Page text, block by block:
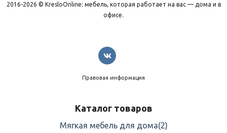
2016-2026 © KresloOnline: мебель, которая работает на вас — дома и в
офисе.
Правовая информация
Каталог товаров
Мягкая мебель для дома(2)